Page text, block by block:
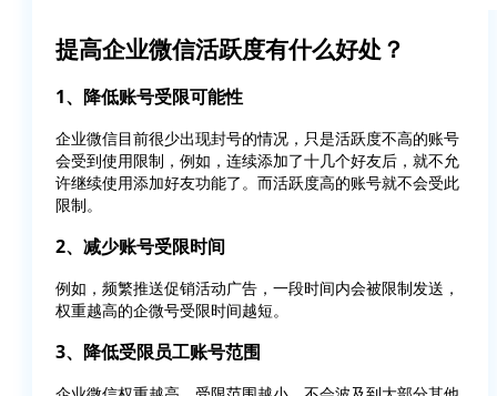
提高企业微信活跃度有什么好处？
1、降低账号受限可能性
企业微信目前很少出现封号的情况，只是活跃度不高的账号
会受到使用限制，例如，连续添加了十几个好友后，就不允
许继续使用添加好友功能了。而活跃度高的账号就不会受此
限制。
2、减少账号受限时间
例如，频繁推送促销活动广告，一段时间内会被限制发送，
权重越高的企微号受限时间越短。
3、降低受限员工账号范围